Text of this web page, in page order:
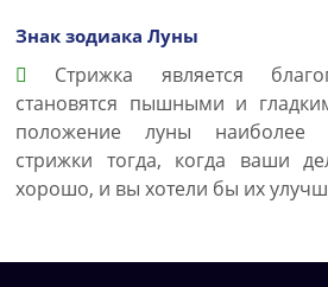
Знак зодиака Луны
Стрижка является
становятся пышными и
положение луны наиболее
стрижки тогда, когда ваши
хорошо, и вы хотели бы их